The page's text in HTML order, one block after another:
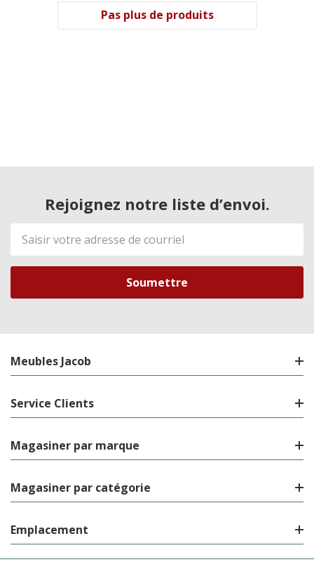
Pas plus de produits
Rejoignez notre liste d’envoi.
Adresse
de
courriel
Meubles Jacob
Service Clients
Magasiner par marque
Magasiner par catégorie
Emplacement